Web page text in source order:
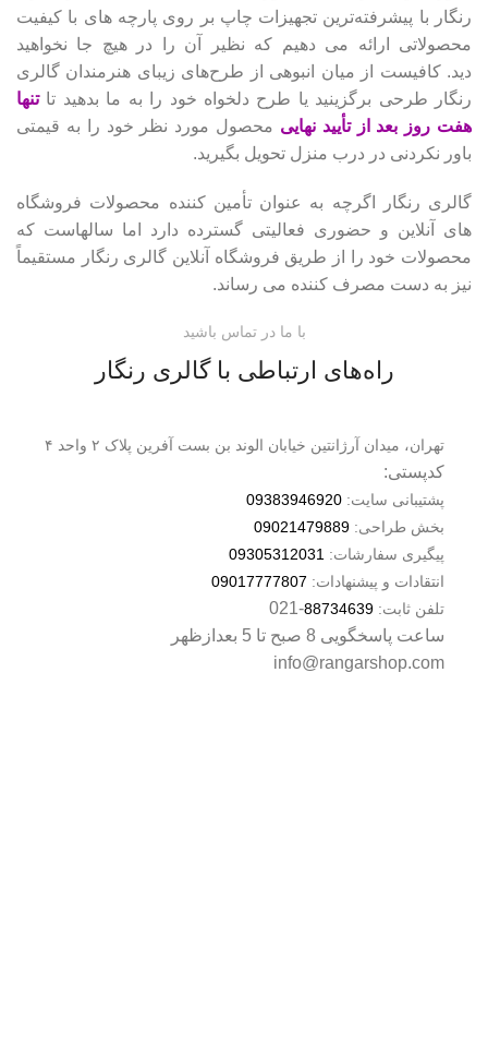
رنگار با پیشرفته‌ترین تجهیزات چاپ بر روی پارچه های با کیفیت
محصولاتی ارائه می دهیم که نظیر آن را در هیچ جا نخواهید
دید.کافیست از میان انبوهی از طرح‌های زیبای هنرمندان گالری
رنگار طرحی برگزینید یا طرح دلخواه خود را به ما بدهید تا تنها
هفت روز بعد از تأیید نهایی محصول مورد نظر خود را به قیمتی
باور نکردنی در درب منزل تحویل بگیرید.
گالری رنگار اگرچه به عنوان تأمین کننده محصولات فروشگاه
های آنلاین و حضوری فعالیتی گسترده دارد اما سالهاست که
محصولات خود را از طریق فروشگاه آنلاین گالری رنگار مستقیماً
نیز به دست مصرف کننده می رساند.
با ما در تماس باشید
راه‌های ارتباطی با گالری رنگار
تهران، میدان آرژانتین خیابان الوند بن بست آفرین پلاک ۲ واحد ۴
کدپستی:
پشتیبانی سایت: 09383946920
بخش طراحی: 09021479889
پیگیری سفارشات: 09305312031
انتقادات و پیشنهادات: 09017777807
تلفن ثابت: 88734639
-021
ساعت پاسخگویی 8 صبح تا 5 بعدازظهر​
info@rangarshop.com